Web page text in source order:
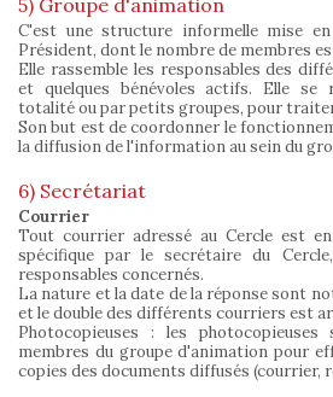
5) Groupe d'animation
C'est une structure informelle mise
Président, dont le nombre de membres
Elle rassemble les responsables des
et quelques bénévoles actifs. Elle se
totalité ou par petits groupes, pour
Son but est de coordonner le
la diffusion de l'information au sein du
6) Secrétariat
Courrier
Tout courrier adressé au Cercle est
spécifique par le secrétaire du
responsables concernés.
La nature et la date de la réponse sont
et le double des différents courriers est
Photocopieuses : les
membres du groupe d'animation pour
copies des documents diffusés (courrier,